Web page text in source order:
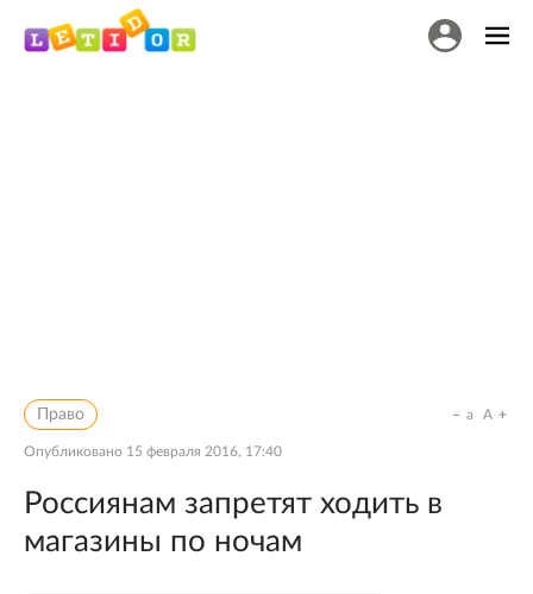
Право
Опубликовано 15 февраля 2016, 17:40
a A
Россиянам запретят ходить в
магазины по ночам